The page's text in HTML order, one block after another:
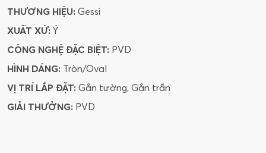
THƯƠNG HIỆU: Gessi
XUẤT XỨ: Ý
CÔNG NGHỆ ĐẶC BIỆT: PVD
HÌNH DÁNG: Tròn/Oval
VỊ TRÍ LẮP ĐẶT: Gắn tường, Gắn trần
GIẢI THƯỞNG: PVD